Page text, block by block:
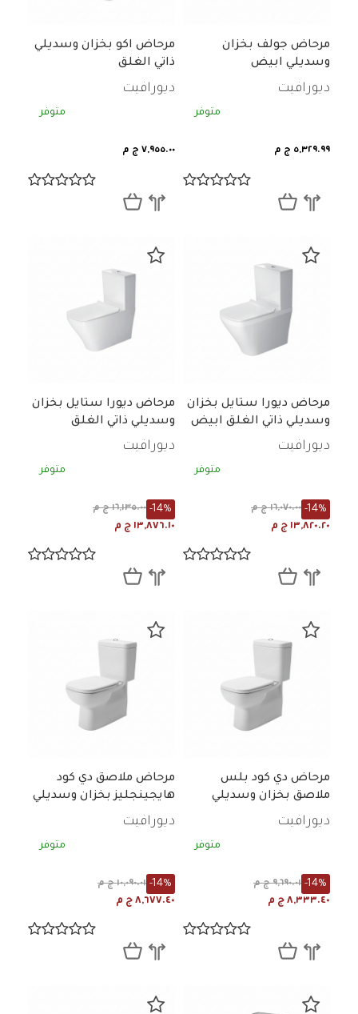
مرحاض جولف بخزان
وسديلي ابيض
ديورافيت
متوفر
٥,٣٢٩.٩٩ ج م
مرحاض اكو بخزان وسديلي
ذاتي الغلق
ديورافيت
متوفر
٧,٩٥٥.٠٠ ج م
مرحاض ديورا ستايل بخزان
وسديلي ذاتي الغلق ابيض
ديورافيت
متوفر
١٦,٠٧٠.٠٠ ج م -14%
١٣,٨٢٠.٢٠ ج م
مرحاض ديورا ستايل بخزان
وسديلي ذاتي الغلق
ديورافيت
متوفر
١٦,١٣٥.٠٠ ج م -14%
١٣,٨٧٦.١٠ ج م
مرحاض دي كود بلس
ملاصق بخزان وسديلي
ديورافيت
متوفر
٩,٦٩٠.٠١ ج م -14%
٨,٣٣٣.٤٠ ج م
مرحاض ملاصق دي كود
هايجينجليز بخزان وسديلي
ديورافيت
متوفر
١٠,٠٩٠.٠١ ج م -14%
٨,٦٧٧.٤٠ ج م